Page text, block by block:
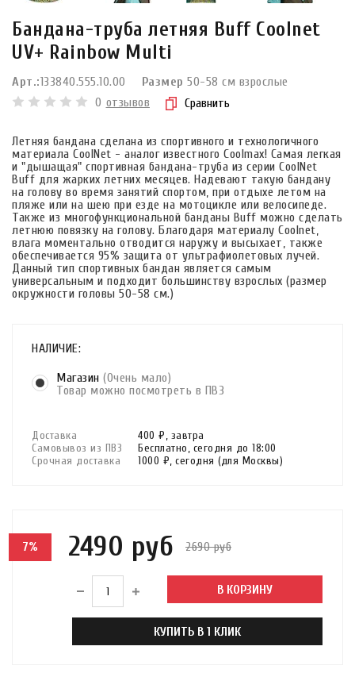
Бандана-труба летняя Buff Coolnet
UV+ Rainbow Multi
Арт.:133840.555.10.00 Размер 50-58 см взрослые
0 отзывов Сравнить
Летняя бандана сделана из спортивного и технологичного
материала CoolNet - аналог известного Coolmax! Самая легкая
и "дышащая" спортивная бандана-труба из серии CoolNet
Buff для жарких летних месяцев. Надевают такую бандану
на голову во время занятий спортом, при отдыхе летом на
пляже или на шею при езде на мотоцикле или велосипеде.
Также из многофункциональной банданы Buff можно сделать
летнюю повязку на голову. Благодаря материалу Coolnet,
влага моментально отводится наружу и высыхает, также
обеспечивается 95% защита от ультрафиолетовых лучей.
Данный тип спортивных бандан является самым
универсальным и подходит большинству взрослых (размер
окружности головы 50-58 см.)
НАЛИЧИЕ:
Магазин (Очень мало)
Товар можно посмотреть в ПВЗ
Доставка 400 ₽, завтра
Самовывоз из ПВЗ
Бесплатно, сегодня до 18:00
Срочная доставка
1000 ₽, сегодня (для Москвы)
7% 2490 руб 2690 руб
В КОРЗИНУ
КУПИТЬ В 1 КЛИК